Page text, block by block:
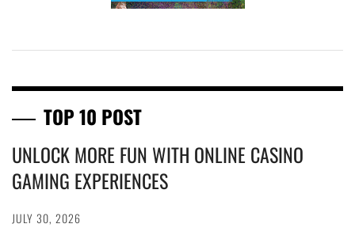
TOP 10 POST
UNLOCK MORE FUN WITH ONLINE CASINO
GAMING EXPERIENCES
JULY 30, 2026